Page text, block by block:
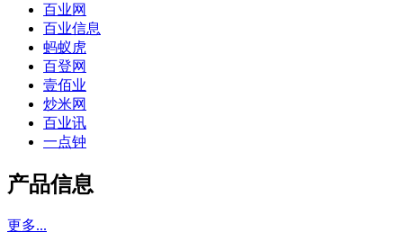
百业网
百业信息
蚂蚁虎
百登网
壹佰业
炒米网
百业讯
一点钟
产品信息
更多...